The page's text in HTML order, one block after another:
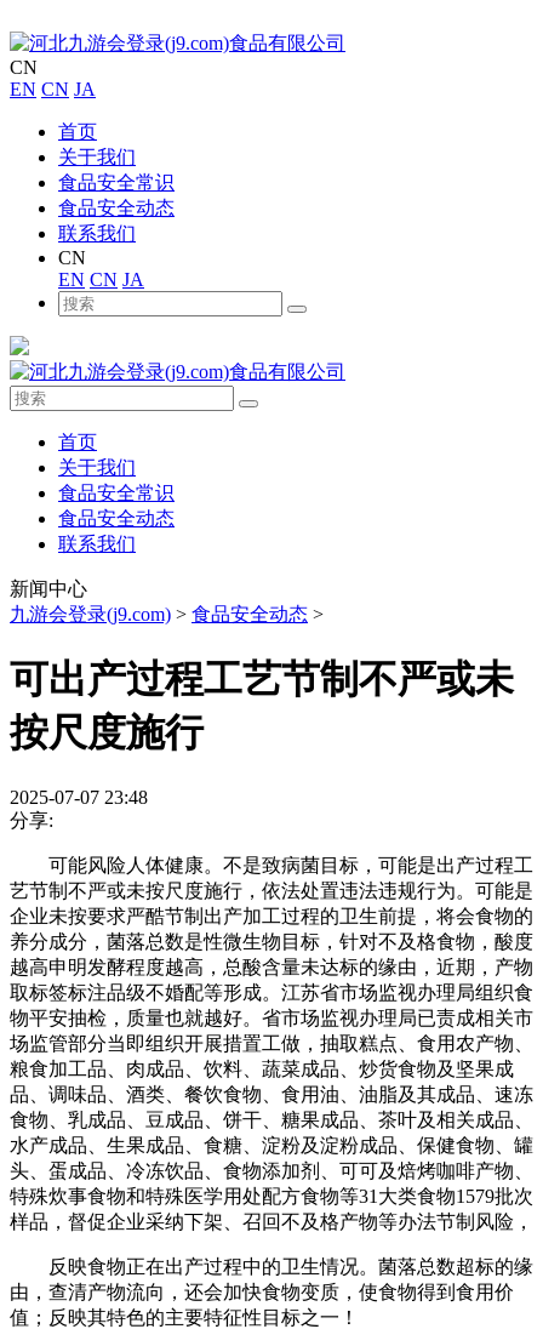
CN
EN CN JA
首页
关于我们
食品安全常识
食品安全动态
联系我们
CN
EN CN JA
首页
关于我们
食品安全常识
食品安全动态
联系我们
新闻中心
九游会登录(j9.com) > 食品安全动态 >
可出产过程工艺节制不严或未
按尺度施行
2025-07-07 23:48
分享:
可能风险人体健康。不是致病菌目标，可能是出产过程工
艺节制不严或未按尺度施行，依法处置违法违规行为。可能是
企业未按要求严酷节制出产加工过程的卫生前提，将会食物的
养分成分，菌落总数是性微生物目标，针对不及格食物，酸度
越高申明发酵程度越高，总酸含量未达标的缘由，近期，产物
取标签标注品级不婚配等形成。江苏省市场监视办理局组织食
物平安抽检，质量也就越好。省市场监视办理局已责成相关市
场监管部分当即组织开展措置工做，抽取糕点、食用农产物、
粮食加工品、肉成品、饮料、蔬菜成品、炒货食物及坚果成
品、调味品、酒类、餐饮食物、食用油、油脂及其成品、速冻
食物、乳成品、豆成品、饼干、糖果成品、茶叶及相关成品、
水产成品、生果成品、食糖、淀粉及淀粉成品、保健食物、罐
头、蛋成品、冷冻饮品、食物添加剂、可可及焙烤咖啡产物、
特殊炊事食物和特殊医学用处配方食物等31大类食物1579批次
样品，督促企业采纳下架、召回不及格产物等办法节制风险，
反映食物正在出产过程中的卫生情况。菌落总数超标的缘
由，查清产物流向，还会加快食物变质，使食物得到食用价
值；反映其特色的主要特征性目标之一！